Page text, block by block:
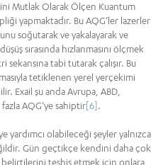
Mutlak Olarak Ölçen Kuantum
yapmaktadır. Bu AQG’ler lazerler
soğutarak ve yakalayarak ve
sırasında hızlanmasını ölçmek
tabi tutarak çalışır. Bu
tetiklenen yerel yerçekimi
Exail şu anda Avrupa, ABD,
AQG’ye sahiptir[6].
olabileceği şeyler yalnızca
Gün geçtikçe kendini daha çok
teşhis etmek için onlara